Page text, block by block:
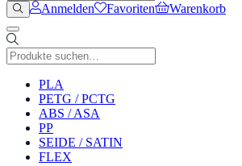
Anmelden Favoriten Warenkorb
PLA
PETG / PCTG
ABS / ASA
PP
SEIDE / SATIN
FLEX